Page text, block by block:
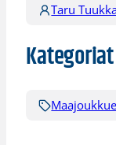
Taru
Kategoriat
Maajoukkue